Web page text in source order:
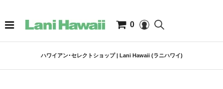
0
ハワイアン･セレクトショップ | Lani Hawaii (ラニハワイ)